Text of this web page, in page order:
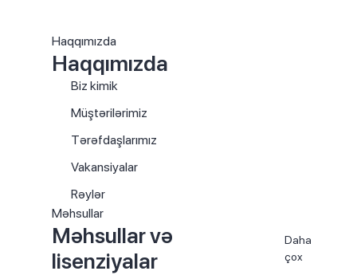
Haqqımızda
Haqqımızda
Biz kimik
Müştərilərimiz
Tərəfdaşlarımız
Vakansiyalar
Rəylər
Məhsullar
Məhsullar və
lisenziyalar
Daha
çox